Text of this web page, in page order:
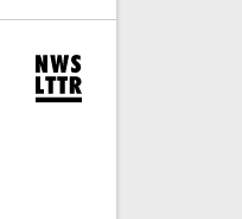
rozwiń formularz